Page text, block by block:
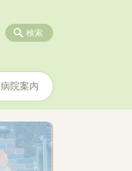
病院案内
検索